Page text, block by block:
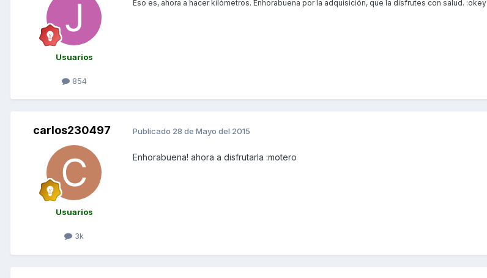
Usuarios
854
Eso es, ahora a hacer kilómetros. Enhorabuena por la adquisición, que la disfrutes con salud. :okey
carlos230497
Usuarios
3k
Publicado 28 de Mayo del 2015
Enhorabuena! ahora a disfrutarla :motero